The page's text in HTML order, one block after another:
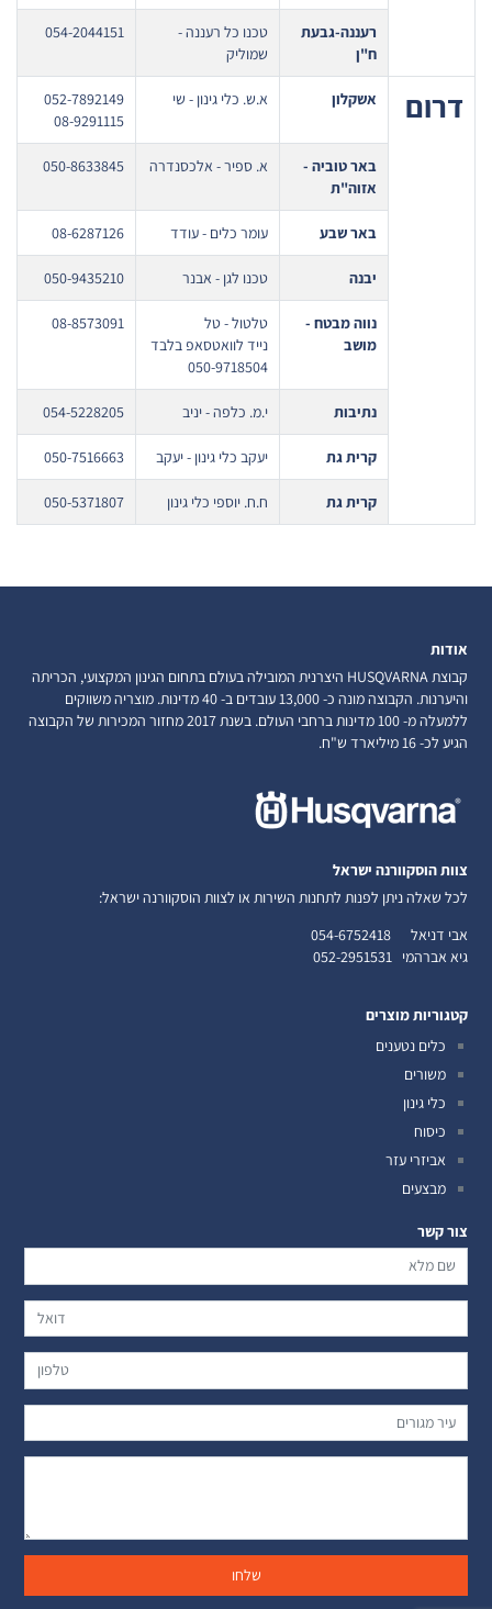
רעננה-גבעת
ח"ן
טכנו כל רעננה -
שמוליק
054-2044151
דרום אשקלון א.ש. כלי גינון - שי
052-7892149
08-9291115
באר טוביה -
אזוה"ת
א. ספיר - אלכסנדרה 050-8633845
באר שבע עומר כלים - עודד 08-6287126
יבנה טכנו לגן - אבנר 050-9435210
נווה מבטח -
מושב
טלטול - טל
נייד לוואטסאפ בלבד
050-9718504
08-8573091
נתיבות י.מ. כלפה - יניב 054-5228205
קרית גת יעקב כלי גינון - יעקב 050-7516663
קרית גת ח.ח. יוספי כלי גינון 050-5371807
אודות
קבוצת HUSQVARNA היצרנית המובילה בעולם בתחום הגינון המקצועי, הכריתה
והיערנות. הקבוצה מונה כ- 13,000 עובדים ב- 40 מדינות. מוצריה משווקים
ללמעלה מ- 100 מדינות ברחבי העולם. בשנת 2017 מחזור המכירות של הקבוצה
הגיע לכ- 16 מיליארד ש"ח.
צוות הוסקוורנה ישראל
לכל שאלה ניתן לפנות לתחנות השירות או לצוות הוסקוורנה ישראל:
אבי דניאל 054-6752418
גיא אברהמי 052-2951531
קטגוריות מוצרים
כלים נטענים
משורים
כלי גינון
כיסוח
אביזרי עזר
מבצעים
צור קשר